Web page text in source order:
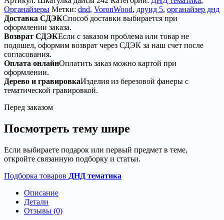
дерево
Органайзеры Метки: dnd, VoronWood, друид 5, органайзер днд
Доставка СДЭКСпособ доставки выбирается при
оформлении заказа.
Возврат СДЭКЕсли с заказом проблема или товар не
подошел, оформим возврат через СДЭК за наш счет после
согласования.
Оплата онлайнОплатить заказ можно картой при
оформлении.
Дерево и гравировкаИзделия из березовой фанеры с
тематической гравировкой.
Перед заказом
Посмотреть тему шире
Если выбираете подарок или первый предмет в теме,
откройте связанную подборку и статьи.
Подборка товаров ДНД тематика
Описание
Детали
Отзывы (0)